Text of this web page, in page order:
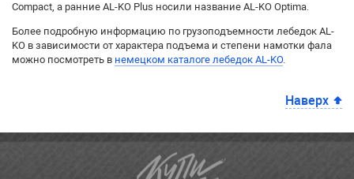
Compact, а ранние AL-KO Plus носили название AL-KO Optima.
Более подробную информацию по грузоподъемности лебедок AL-
KO в зависимости от характера подъема и степени намотки фала
можно посмотреть в немецком каталоге лебедок AL-KO.
Наверх